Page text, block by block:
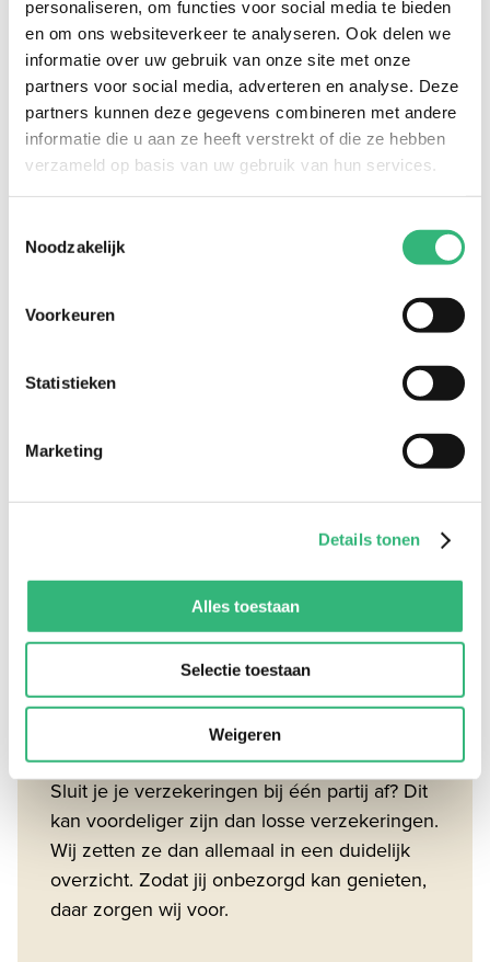
personaliseren, om functies voor social media te bieden
en om ons websiteverkeer te analyseren. Ook delen we
informatie over uw gebruik van onze site met onze
partners voor social media, adverteren en analyse. Deze
partners kunnen deze gegevens combineren met andere
informatie die u aan ze heeft verstrekt of die ze hebben
verzameld op basis van uw gebruik van hun services.
Noodzakelijk
Voorkeuren
Statistieken
Marketing
Details tonen
Alles toestaan
Selectie toestaan
Weigeren
Postcode
Huisnummer *
Polisnummer
Meer verzekeringen?
Naast een reisverzekering zijn verzekeringen
voor je spullen thuis ook belangrijk. Denk
hierbij aan je fiets, de inboedel of een
rechtsbijstandverzekering. Ook hier kunnen
we met je meekijken wat voor jou passend is.
Sluit je je verzekeringen bij één partij af? Dit
kan voordeliger zijn dan losse verzekeringen.
Wij zetten ze dan allemaal in een duidelijk
overzicht. Zodat jij onbezorgd kan genieten,
daar zorgen wij voor.